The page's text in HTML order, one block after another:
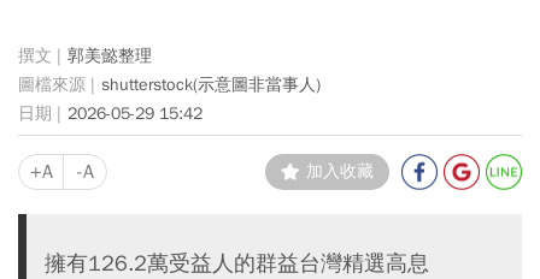
郭美懿整理
shutterstock(示意圖非當事人)
2026-05-29 15:42
+A -A 加入收藏
擁有126.2萬受益人的群益台灣精選高息